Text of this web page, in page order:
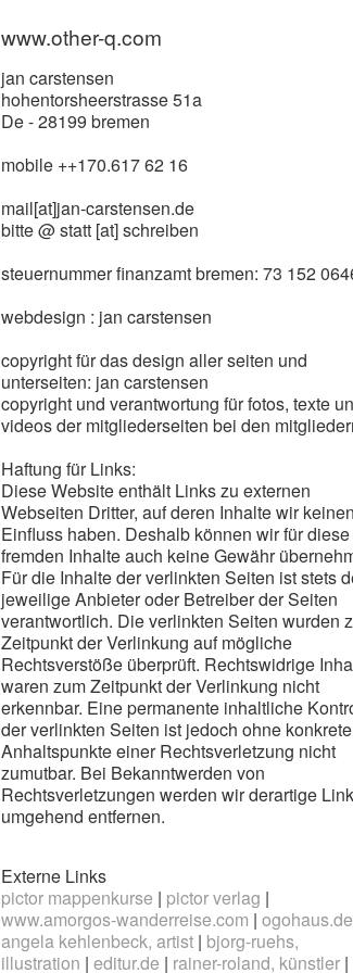
www.other-q.com
jan carstensen
hohentorsheerstrasse 51a
De - 28199 bremen
mobile ++170.617 62 16
mail[at]jan-carstensen.de
bitte @ statt [at] schreiben
steuernummer finanzamt bremen: 73 152
webdesign : jan carstensen
copyright für das design aller seiten und
unterseiten: jan carstensen
copyright und verantwortung für fotos, texte
videos der mitgliederseiten bei den
Haftung für Links:
Diese Website enthält Links zu externen
Webseiten Dritter, auf deren Inhalte wir keinen
Einfluss haben. Deshalb können wir für diese
fremden Inhalte auch keine Gewähr
Für die Inhalte der verlinkten Seiten ist stets
jeweilige Anbieter oder Betreiber der Seiten
verantwortlich. Die verlinkten Seiten wurden
Zeitpunkt der Verlinkung auf mögliche
Rechtsverstöße überprüft. Rechtswidrige
waren zum Zeitpunkt der Verlinkung nicht
erkennbar. Eine permanente inhaltliche
der verlinkten Seiten ist jedoch ohne konkrete
Anhaltspunkte einer Rechtsverletzung nicht
zumutbar. Bei Bekanntwerden von
Rechtsverletzungen werden wir derartige
umgehend entfernen.
Externe Links
pictor mappenkurse | pictor verlag |
www.amorgos-wanderreise.com | ogohaus.de
angela kehlenbeck, artist | bjorg-ruehs,
illustration | editur.de | rainer-roland, künstler |